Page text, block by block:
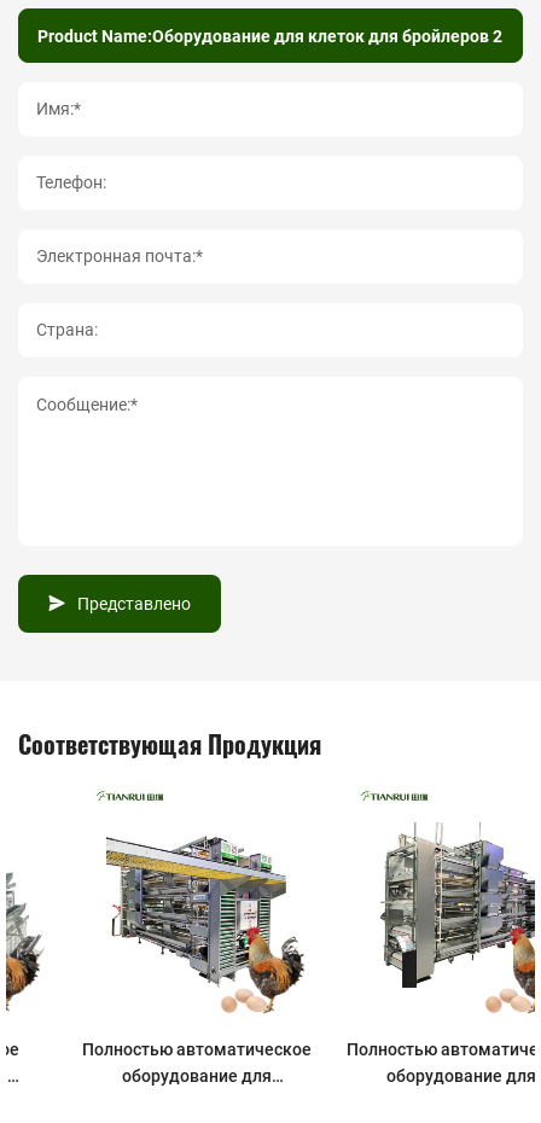
Имя:*
Телефон:
Электронная почта:*
Страна:
Сообщение:*
Представлено
Соответствующая Продукция
Полностью автоматическое
оборудование для
Полностью автоматическое
оборудование для